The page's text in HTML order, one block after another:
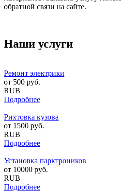
обратной связи на сайте.
Наши услуги
Ремонт электрики
от 500 руб.
RUB
Подробнее
Рихтовка кузова
от 1500 руб.
RUB
Подробнее
Установка парктроников
от 10000 руб.
RUB
Подробнее